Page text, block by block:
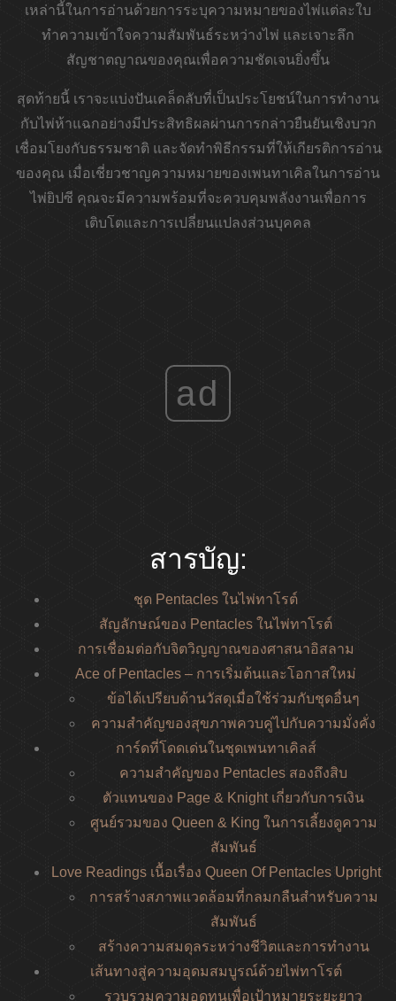
เหล่านี้ในการอ่านด้วยการระบุความหมายของไพ่แต่ละใบ
ทำความเข้าใจความสัมพันธ์ระหว่างไพ่ และเจาะลึก
สัญชาตญาณของคุณเพื่อความชัดเจนยิ่งขึ้น
สุดท้ายนี้ เราจะแบ่งปันเคล็ดลับที่เป็นประโยชน์ในการทำงาน
กับไพ่ห้าแฉกอย่างมีประสิทธิผลผ่านการกล่าวยืนยันเชิงบวก
เชื่อมโยงกับธรรมชาติ และจัดทำพิธีกรรมที่ให้เกียรติการอ่าน
ของคุณ เมื่อเชี่ยวชาญความหมายของเพนทาเคิลในการอ่าน
ไพ่ยิปซี คุณจะมีความพร้อมที่จะควบคุมพลังงานเพื่อการ
เติบโตและการเปลี่ยนแปลงส่วนบุคคล
ad
สารบัญ:
ชุด Pentacles ในไพ่ทาโรต์
สัญลักษณ์ของ Pentacles ในไพ่ทาโรต์
การเชื่อมต่อกับจิตวิญญาณของศาสนาอิสลาม
Ace of Pentacles – การเริ่มต้นและโอกาสใหม่
ข้อได้เปรียบด้านวัสดุเมื่อใช้ร่วมกับชุดอื่นๆ
ความสำคัญของสุขภาพควบคู่ไปกับความมั่งคั่ง
การ์ดที่โดดเด่นในชุดเพนทาเคิลส์
ความสำคัญของ Pentacles สองถึงสิบ
ตัวแทนของ Page & Knight เกี่ยวกับการเงิน
ศูนย์รวมของ Queen & King ในการเลี้ยงดูความ
สัมพันธ์
Love Readings เนื้อเรื่อง Queen Of Pentacles Upright
การสร้างสภาพแวดล้อมที่กลมกลืนสำหรับความ
สัมพันธ์
สร้างความสมดุลระหว่างชีวิตและการทำงาน
เส้นทางสู่ความอุดมสมบูรณ์ด้วยไพ่ทาโรต์
รวบรวมความอดทนเพื่อเป้าหมายระยะยาว